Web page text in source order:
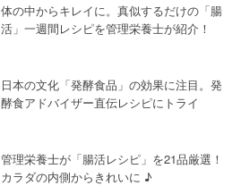
体の中からキレイに。真似するだけの「腸
活」一週間レシピを管理栄養士が紹介！
日本の文化「発酵食品」の効果に注目。発
酵食アドバイザー直伝レシピにトライ
管理栄養士が「腸活レシピ」を21品厳選！
カラダの内側からきれいに ♪